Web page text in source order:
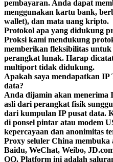
pembayaran. Anda dapat
menggunakan kartu bank,
wallet), dan mata uang kripto.
Protokol apa yang didukung
Proksi kami mendukung
memberikan fleksibilitas
perangkat lunak. Harap
multiport tidak didukung.
Apakah saya mendapatkan
data?
Anda dijamin akan menerima
asli dari perangkat fisik
dari kumpulan IP pusat data.
di ponsel pintar atau modem
kepercayaan dan anonimitas
Proxy seluler China membuka
Baidu, WeChat, Weibo,
QQ. Platform ini adalah